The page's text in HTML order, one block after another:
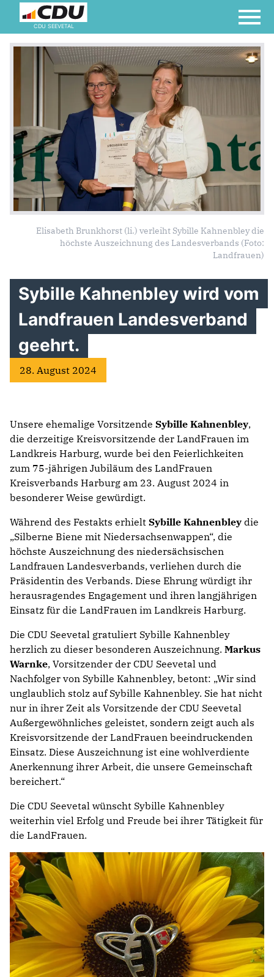
CDU SEEVETAL
Elisabeth Brunkhorst (li.) verleiht Sybille Kahnenbley die
höchste Auszeichnung des Landesverbands (Foto:
Landfrauen)
Sybille Kahnenbley wird vom
Landfrauen Landesverband
geehrt.
28. August 2024
Unsere ehemalige Vorsitzende Sybille Kahnenbley,
die derzeitige Kreisvorsitzende der LandFrauen im
Landkreis Harburg, wurde bei den Feierlichkeiten
zum 75-jährigen Jubiläum des LandFrauen
Kreisverbands Harburg am 23. August 2024 in
besonderer Weise gewürdigt.
Während des Festakts erhielt Sybille Kahnenbley die
„Silberne Biene mit Niedersachsenwappen“, die
höchste Auszeichnung des niedersächsischen
Landfrauen Landesverbands, verliehen durch die
Präsidentin des Verbands. Diese Ehrung würdigt ihr
herausragendes Engagement und ihren langjährigen
Einsatz für die LandFrauen im Landkreis Harburg.
Die CDU Seevetal gratuliert Sybille Kahnenbley
herzlich zu dieser besonderen Auszeichnung. Markus
Warnke, Vorsitzender der CDU Seevetal und
Nachfolger von Sybille Kahnenbley, betont: „Wir sind
unglaublich stolz auf Sybille Kahnenbley. Sie hat nicht
nur in ihrer Zeit als Vorsitzende der CDU Seevetal
Außergewöhnliches geleistet, sondern zeigt auch als
Kreisvorsitzende der LandFrauen beeindruckenden
Einsatz. Diese Auszeichnung ist eine wohlverdiente
Anerkennung ihrer Arbeit, die unsere Gemeinschaft
bereichert.“
Die CDU Seevetal wünscht Sybille Kahnenbley
weiterhin viel Erfolg und Freude bei ihrer Tätigkeit für
die LandFrauen.